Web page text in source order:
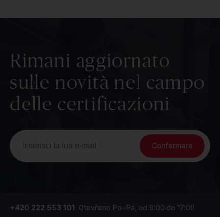
Rimani aggiornato
sulle novità nel campo
delle certificazioni
Confermare
+420 222 553 101 Otevřeno Po–Pá, od 9:00 do 17:00